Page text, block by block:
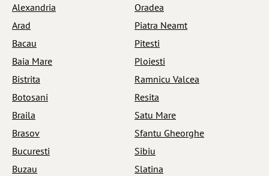
Alexandria
Arad
Bacau
Baia Mare
Bistrita
Botosani
Braila
Brasov
Bucuresti
Buzau
Oradea
Piatra Neamt
Pitesti
Ploiesti
Ramnicu Valcea
Resita
Satu Mare
Sfantu Gheorghe
Sibiu
Slatina